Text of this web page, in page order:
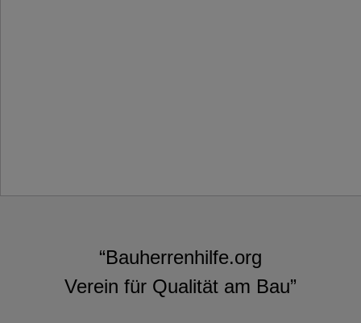
“Bauherrenhilfe.org
Verein für Qualität am Bau”